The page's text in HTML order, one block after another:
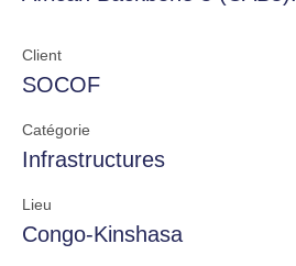
Client
SOCOF
Catégorie
Infrastructures
Lieu
Congo-Kinshasa